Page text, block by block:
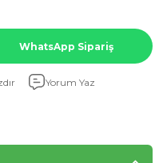
WhatsApp Sipariş
Yorum Yaz